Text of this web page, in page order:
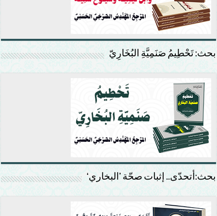
بحث: تَحْطِيمُ صَنَمِيَّةِ البُخَارِيّ
بحث:أتحدّى.. إثبات صحّة ’البخاري‘